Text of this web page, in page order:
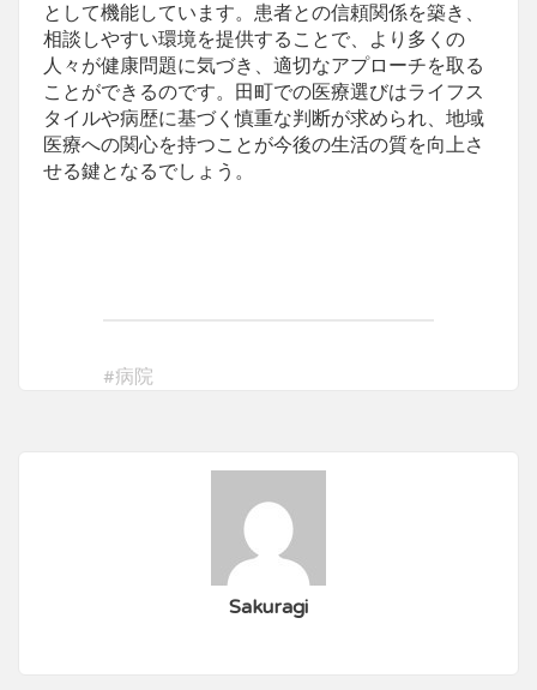
として機能しています。患者との信頼関係を築き、
相談しやすい環境を提供することで、より多くの
人々が健康問題に気づき、適切なアプローチを取る
ことができるのです。田町での医療選びはライフス
タイルや病歴に基づく慎重な判断が求められ、地域
医療への関心を持つことが今後の生活の質を向上さ
せる鍵となるでしょう。
#病院
Sakuragi